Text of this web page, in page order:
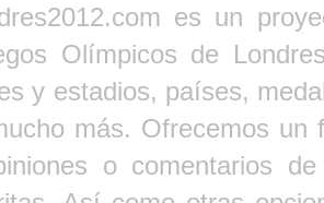
es un
Olímpicos de
y estadios, países,
más. Ofrecemos un
o comentarios